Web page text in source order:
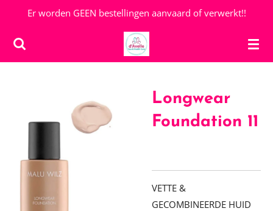
naar
de
Er worden GEEN bestellingen aanvaard of verwerkt!!
Longwear
Foundation 11
VETTE &
GECOMBINEERDE HUID